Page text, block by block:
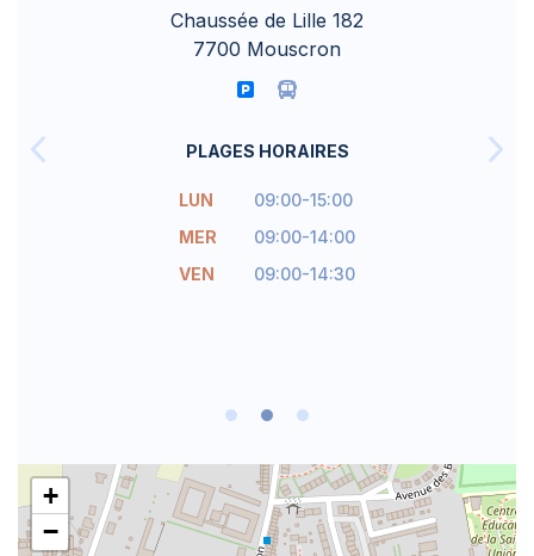
Chaussée de Lille 182
7700 Mouscron
PLAGES HORAIRES
LUN
09:00-15:00
MER
09:00-14:00
VEN
09:00-14:30
+
−